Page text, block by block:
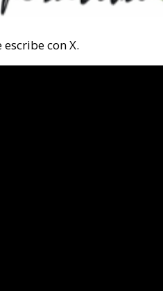
con X.